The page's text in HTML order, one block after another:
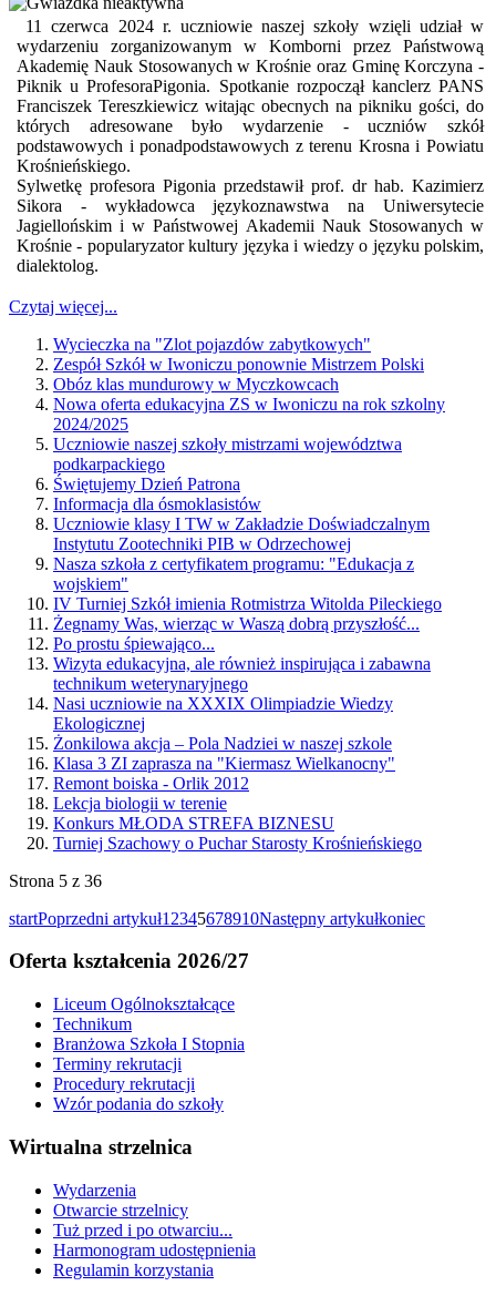
11 czerwca 2024 r. uczniowie naszej szkoły wzięli udział w
wydarzeniu zorganizowanym w Komborni przez Państwową
Akademię Nauk Stosowanych w Krośnie oraz Gminę Korczyna -
Piknik u ProfesoraPigonia. Spotkanie rozpoczął kanclerz PANS
Franciszek Tereszkiewicz witając obecnych na pikniku gości, do
których adresowane było wydarzenie - uczniów szkół
podstawowych i ponadpodstawowych z terenu Krosna i Powiatu
Krośnieńskiego.
Sylwetkę profesora Pigonia przedstawił prof. dr hab. Kazimierz
Sikora - wykładowca językoznawstwa na Uniwersytecie
Jagiellońskim i w Państwowej Akademii Nauk Stosowanych w
Krośnie - popularyzator kultury języka i wiedzy o języku polskim,
dialektolog.
Czytaj więcej...
Wycieczka na "Zlot pojazdów zabytkowych"
Zespół Szkół w Iwoniczu ponownie Mistrzem Polski
Obóz klas mundurowy w Myczkowcach
Nowa oferta edukacyjna ZS w Iwoniczu na rok szkolny
2024/2025
Uczniowie naszej szkoły mistrzami województwa
podkarpackiego
Świętujemy Dzień Patrona
Informacja dla ósmoklasistów
Uczniowie klasy I TW w Zakładzie Doświadczalnym
Instytutu Zootechniki PIB w Odrzechowej
Nasza szkoła z certyfikatem programu: "Edukacja z
wojskiem"
IV Turniej Szkół imienia Rotmistrza Witolda Pileckiego
Żegnamy Was, wierząc w Waszą dobrą przyszłość...
Po prostu śpiewająco...
Wizyta edukacyjna, ale również inspirująca i zabawna
technikum weterynaryjnego
Nasi uczniowie na XXXIX Olimpiadzie Wiedzy
Ekologicznej
Żonkilowa akcja – Pola Nadziei w naszej szkole
Klasa 3 ZI zaprasza na "Kiermasz Wielkanocny"
Remont boiska - Orlik 2012
Lekcja biologii w terenie
Konkurs MŁODA STREFA BIZNESU
Turniej Szachowy o Puchar Starosty Krośnieńskiego
Strona 5 z 36
startPoprzedni artykuł1 2345678910Następny artykułkoniec
Oferta kształcenia 2026/27
Liceum Ogólnokształcące
Technikum
Branżowa Szkoła I Stopnia
Terminy rekrutacji
Procedury rekrutacji
Wzór podania do szkoły
Wirtualna strzelnica
Wydarzenia
Otwarcie strzelnicy
Tuż przed i po otwarciu...
Harmonogram udostępnienia
Regulamin korzystania